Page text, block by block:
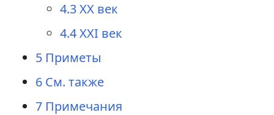
4.3XX век
4.4XXI век
5 Приметы
6 См. также
7 Примечания